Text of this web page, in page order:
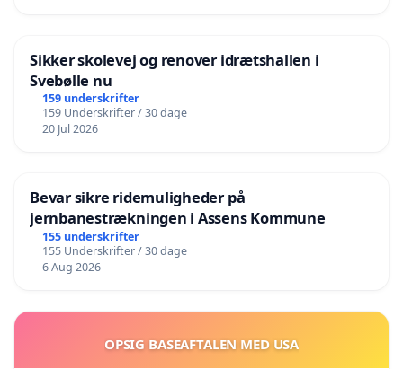
Sikker skolevej og renover idrætshallen i
Svebølle nu
159 underskrifter
159 Underskrifter / 30 dage
20 Jul 2026
Bevar sikre ridemuligheder på
jernbanestrækningen i Assens Kommune
155 underskrifter
155 Underskrifter / 30 dage
6 Aug 2026
OPSIG BASEAFTALEN MED USA